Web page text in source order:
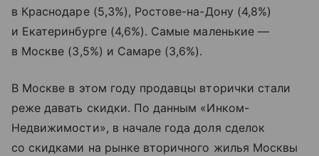
в Краснодаре (5,3%), Ростове-на-Дону (4,8%)
и Екатеринбурге (4,6%). Самые маленькие —
в Москве (3,5%) и Самаре (3,6%).
В Москве в этом году продавцы вторички стали
реже давать скидки. По данным «Инком-
Недвижимости», в начале года доля сделок
со скидками на рынке вторичного жилья Москвы